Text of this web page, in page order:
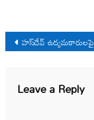
Post
navigation
హస్‌దేవ్ ఉద్యమకారులపై పోలీసుల దాడి
Leave a Reply